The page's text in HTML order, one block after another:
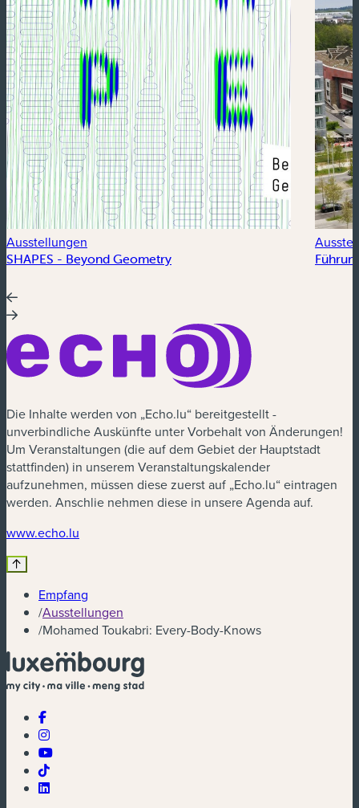
Ausstellungen
SHAPES - Beyond Geometry
Die Inhalte werden von „Echo.lu“ bereitgestellt -
unverbindliche Auskünfte unter Vorbehalt von Änderungen!
Um Veranstaltungen (die auf dem Gebiet der Hauptstadt
stattfinden) in unserem Veranstaltungskalender
aufzunehmen, müssen diese zuerst auf „Echo.lu“ eintragen
werden. Anschlie nehmen diese in unsere Agenda auf.
www.echo.lu
Empfang
/Ausstellungen
/Mohamed Toukabri: Every-Body-Knows